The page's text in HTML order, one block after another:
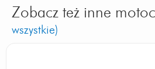
Zobacz też inne
wszystkie)